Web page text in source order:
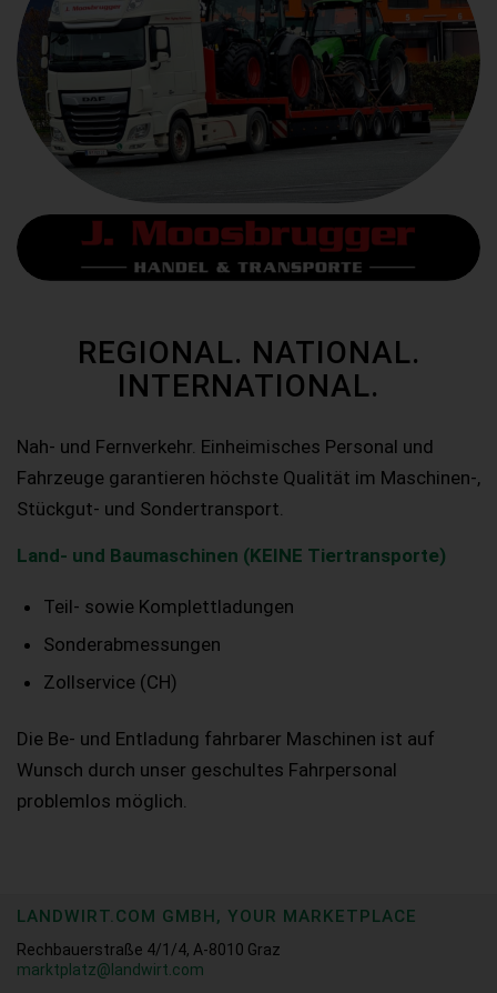
REGIONAL. NATIONAL.
INTERNATIONAL.
Nah- und Fernverkehr. Einheimisches Personal und
Fahrzeuge garantieren höchste Qualität im Maschinen-,
Stückgut- und Sondertransport.
Land- und Baumaschinen (KEINE Tiertransporte)
Teil- sowie Komplettladungen
Sonderabmessungen
Zollservice (CH)
Die Be- und Entladung fahrbarer Maschinen ist auf
Wunsch durch unser geschultes Fahrpersonal
problemlos möglich.
LANDWIRT.COM GMBH, YOUR MARKETPLACE
Rechbauerstraße 4/1/4, A-8010 Graz
marktplatz@landwirt.com